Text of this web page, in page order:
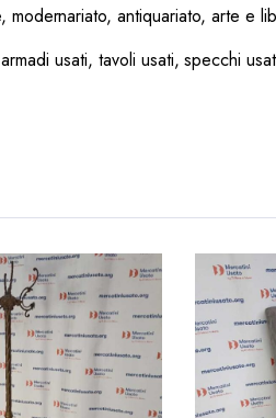
antiquariato, arte e
usati, tavoli usati, specchi